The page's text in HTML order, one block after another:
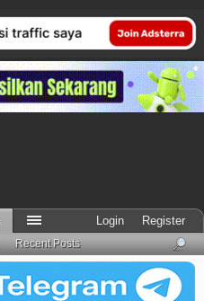
Recent Posts
Login Register